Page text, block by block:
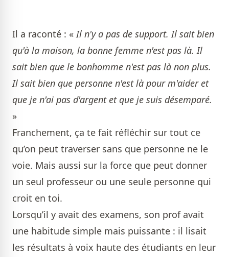
Il a raconté : «Il n'y a pas de support. Il sait bien
qu'à la maison, la bonne femme n'est pas là. Il
sait bien que le bonhomme n'est pas là non plus.
Il sait bien que personne n'est là pour m'aider et
que je n'ai pas d'argent et que je suis désemparé.
»
Franchement, ça te fait réfléchir sur tout ce
qu’on peut traverser sans que personne ne le
voie. Mais aussi sur la force que peut donner
un seul professeur ou une seule personne qui
croit en toi.
Lorsqu’il y avait des examens, son prof avait
une habitude simple mais puissante : il lisait
les résultats à voix haute des étudiants en leur